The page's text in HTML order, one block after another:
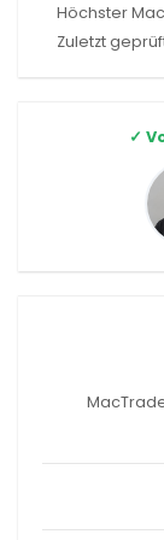
Höchster
Zuletzt
✓